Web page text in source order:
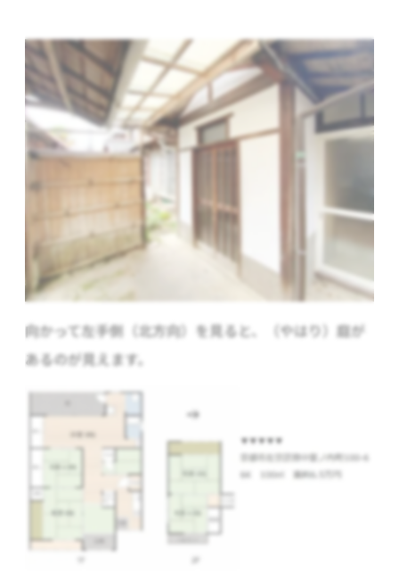
向かって左手側（北方向）を見ると、（やはり）庭が
あるのが見えます。